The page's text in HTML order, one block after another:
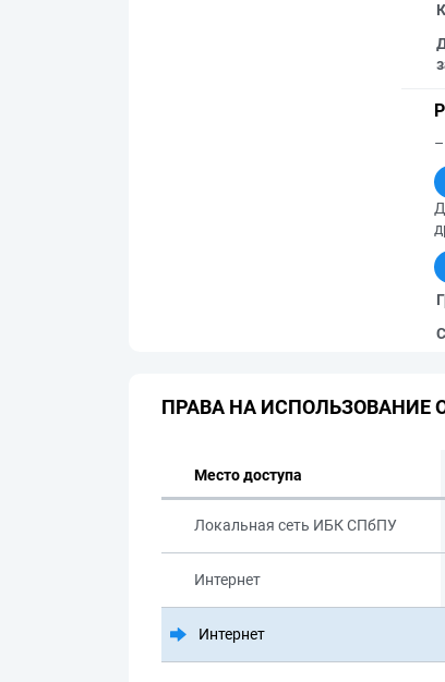
–
ПРАВА НА ИСПОЛЬЗОВАНИЕ
Место доступа
Локальная сеть ИБК СПбПУ
Интернет
Интернет